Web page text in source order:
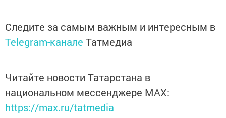
Следите за самым важным и интересным в
Telegram-канале Татмедиа
Читайте новости Татарстана в
национальном мессенджере MАХ:
https://max.ru/tatmedia